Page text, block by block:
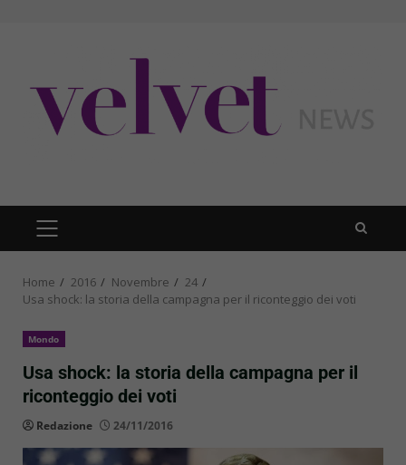
PRIMARY
MENU
Home 2016 Novembre
24
Usa shock: la storia della campagna per il riconteggio dei voti
Mondo
Usa shock: la storia della campagna per il
riconteggio dei voti
Redazione 24/11/2016